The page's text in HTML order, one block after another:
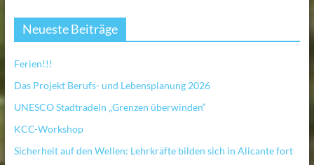
Neueste Beiträge
Ferien!!!
Das Projekt Berufs- und Lebensplanung 2026
UNESCO Stadtradeln „Grenzen überwinden“
KCC-Workshop
Sicherheit auf den Wellen: Lehrkräfte bilden sich in Alicante fort